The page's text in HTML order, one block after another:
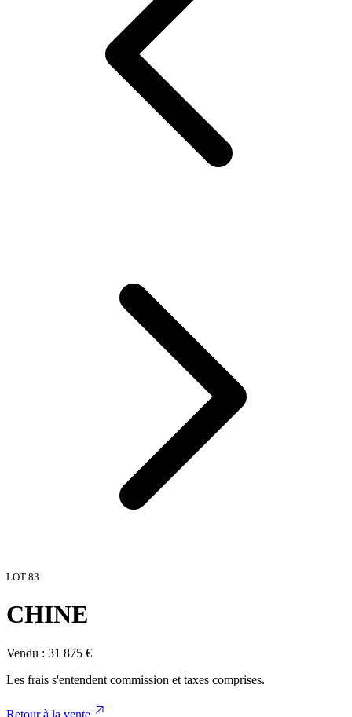
LOT 83
CHINE
Vendu : 31 875 €
Les frais s'entendent commission et taxes comprises.
Retour à la vente